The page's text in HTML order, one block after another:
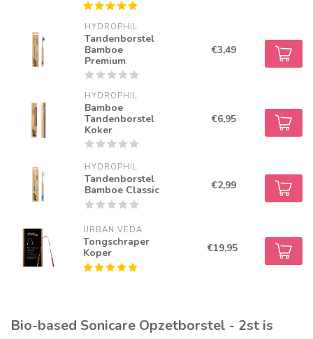
HYDROPHIL
Tandenborstel
Bamboe
Premium
€3,49
HYDROPHIL
Bamboe
Tandenborstel
Koker
€6,95
HYDROPHIL
Tandenborstel
Bamboe Classic
€2,99
URBAN VEDA
Tongschraper
Koper
€19,95
Bio-based Sonicare Opzetborstel - 2st is